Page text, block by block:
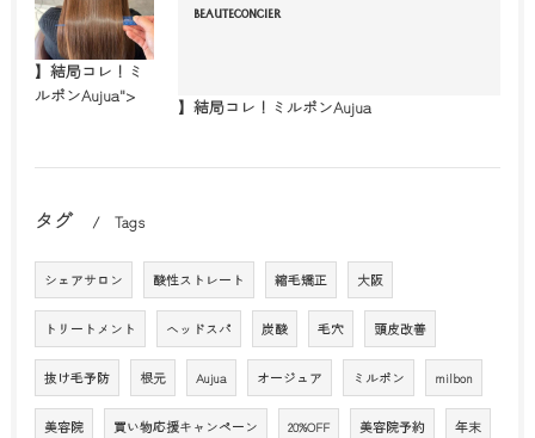
】結局コレ！ミ
ルボンAujua">
BEAUTECONCIER
】結局コレ！ミルボンAujua
タグ Tags
シェアサロン 酸性ストレート 縮毛矯正 大阪
トリートメント ヘッドスパ 炭酸 毛穴 頭皮改善
抜け毛予防 根元 Aujua オージュア ミルボン milbon
美容院 買い物応援キャンペーン 20%OFF 美容院予約 年末